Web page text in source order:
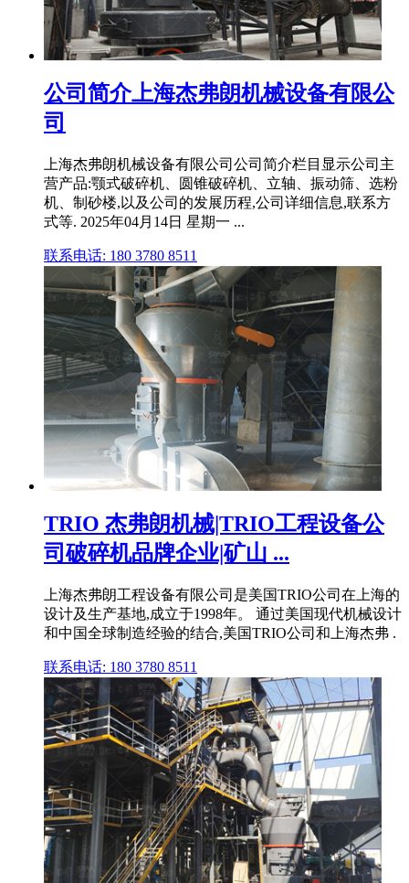
公司简介上海杰弗朗机械设备有限公
司
上海杰弗朗机械设备有限公司公司简介栏目显示公司主
营产品:颚式破碎机、圆锥破碎机、立轴、振动筛、选粉
机、制砂楼,以及公司的发展历程,公司详细信息,联系方
式等. 2025年04月14日 星期一 ...
联系电话: 180 3780 8511
TRIO 杰弗朗机械|TRIO工程设备公
司破碎机品牌企业|矿山 ...
上海杰弗朗工程设备有限公司是美国TRIO公司在上海的
设计及生产基地,成立于1998年。 通过美国现代机械设计
和中国全球制造经验的结合,美国TRIO公司和上海杰弗 .
联系电话: 180 3780 8511